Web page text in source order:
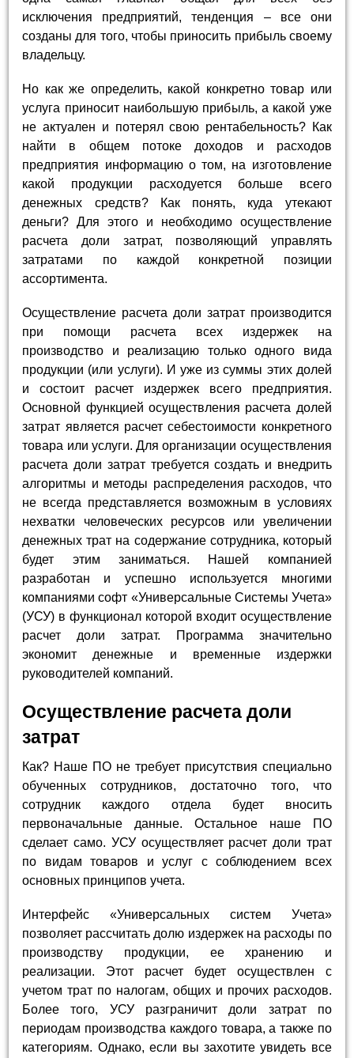
исключения предприятий, тенденция – все они
созданы для того, чтобы приносить прибыль своему
владельцу.
Но как же определить, какой конкретно товар или
услуга приносит наибольшую прибыль, а какой уже
не актуален и потерял свою рентабельность? Как
найти в общем потоке доходов и расходов
предприятия информацию о том, на изготовление
какой продукции расходуется больше всего
денежных средств? Как понять, куда утекают
деньги? Для этого и необходимо осуществление
расчета доли затрат, позволяющий управлять
затратами по каждой конкретной позиции
ассортимента.
Осуществление расчета доли затрат производится
при помощи расчета всех издержек на
производство и реализацию только одного вида
продукции (или услуги). И уже из суммы этих долей
и состоит расчет издержек всего предприятия.
Основной функцией осуществления расчета долей
затрат является расчет себестоимости конкретного
товара или услуги. Для организации осуществления
расчета доли затрат требуется создать и внедрить
алгоритмы и методы распределения расходов, что
не всегда представляется возможным в условиях
нехватки человеческих ресурсов или увеличении
денежных трат на содержание сотрудника, который
будет этим заниматься. Нашей компанией
разработан и успешно используется многими
компаниями софт «Универсальные Системы Учета»
(УСУ) в функционал которой входит осуществление
расчет доли затрат. Программа значительно
экономит денежные и временные издержки
руководителей компаний.
Осуществление расчета доли
затрат
Как? Наше ПО не требует присутствия специально
обученных сотрудников, достаточно того, что
сотрудник каждого отдела будет вносить
первоначальные данные. Остальное наше ПО
сделает само. УСУ осуществляет расчет доли трат
по видам товаров и услуг с соблюдением всех
основных принципов учета.
Интерфейс «Универсальных систем Учета»
позволяет рассчитать долю издержек на расходы по
производству продукции, ее хранению и
реализации. Этот расчет будет осуществлен с
учетом трат по налогам, общих и прочих расходов.
Более того, УСУ разграничит доли затрат по
периодам производства каждого товара, а также по
категориям. Однако, если вы захотите увидеть все